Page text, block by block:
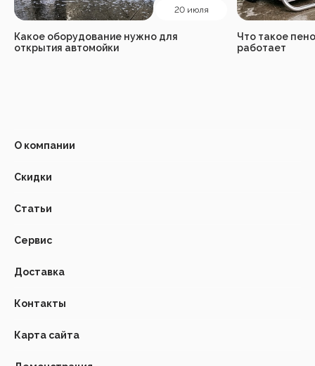
20 июля
Какое оборудование нужно для
открытия автомойки
Что такое
работает
О компании
Скидки
Статьи
Сервис
Доставка
Контакты
Карта сайта